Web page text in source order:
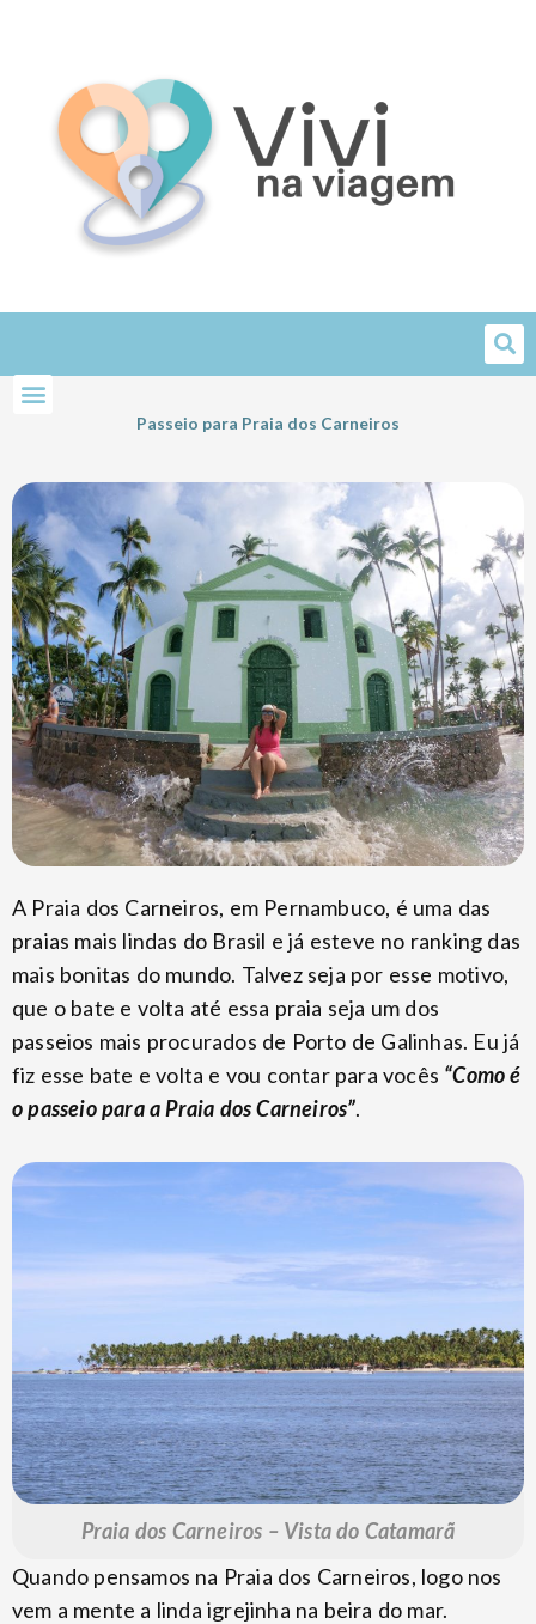
Passeio para Praia dos Carneiros
A Praia dos Carneiros, em Pernambuco, é uma das
praias mais lindas do Brasil e já esteve no ranking das
mais bonitas do mundo. Talvez seja por esse motivo,
que o bate e volta até essa praia seja um dos
passeios mais procurados de Porto de Galinhas. Eu já
fiz esse bate e volta e vou contar para vocês “Como é
o passeio para a Praia dos Carneiros”.
Praia dos Carneiros – Vista do Catamarã
Quando pensamos na Praia dos Carneiros, logo nos
vem a mente a linda igrejinha na beira do mar.